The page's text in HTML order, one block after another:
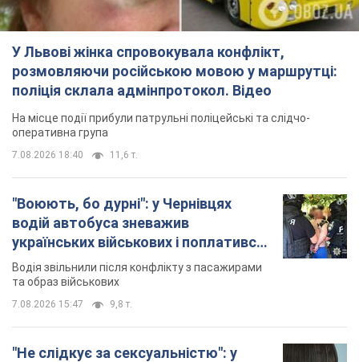
У Львові жінка спровокувала конфлікт,
розмовляючи російською мовою у маршрутці:
поліція склала адмінпротокол. Відео
На місце події прибули патрульні поліцейські та слідчо-
оперативна група
7.08.2026 18:40 11,6 т.
"Воюють, бо дурні": у Чернівцях
водій автобуса зневажив
українських військових і поплатився.
Відео
Водія звільнили після конфлікту з пасажирами
та образ військових
7.08.2026 15:47 9,8 т.
"Не слідкує за сексуальністю": у